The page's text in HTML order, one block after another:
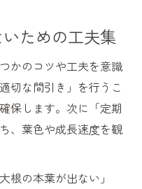
ための工夫集
かのコツや工夫を意識
切な間引き」を行うこ
保します。次に「定期
、葉色や成長速度を観
根の本葉が出ない」